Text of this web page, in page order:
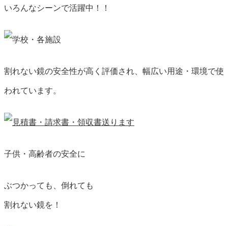
いろんなシーンで活躍中！！
割れない鏡の安全性が高く評価され、幅広い用途・環境で使
われています。
子供・高齢者の安全に
ぶつかっても、倒れても
割れない鏡を！